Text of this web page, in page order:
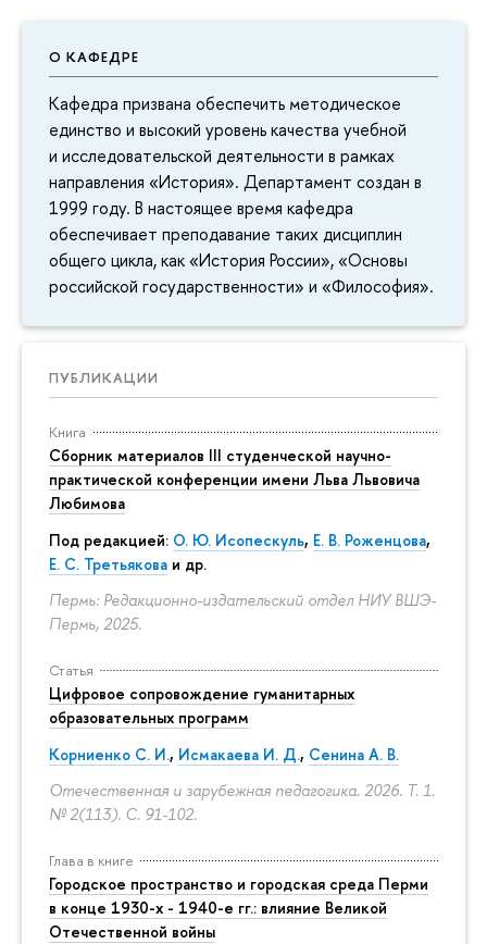
О КАФЕДРЕ
Кафедра призвана обеспечить методическое
единство и высокий уровень качества учебной
и исследовательской деятельности в рамках
направления «История». Департамент создан в
1999 году. В настоящее время кафедра
обеспечивает преподавание таких дисциплин
общего цикла, как «История России», «Основы
российской государственности» и «Философия».
ПУБЛИКАЦИИ
Книга
Сборник материалов III студенческой научно-
практической конференции имени Льва Львовича
Любимова
Под редакцией: О. Ю. Исопескуль, Е. В. Роженцова,
Е. С. Третьякова и др.
Пермь: Редакционно-издательский отдел НИУ ВШЭ-
Пермь, 2025.
Статья
Цифровое сопровождение гуманитарных
образовательных программ
Корниенко С. И., Исмакаева И. Д., Сенина А. В.
Отечественная и зарубежная педагогика. 2026. Т. 1.
№ 2(113). С. 91-102.
Глава в книге
Городское пространство и городская среда Перми
в конце 1930-х - 1940-е гг.: влияние Великой
Отечественной войны